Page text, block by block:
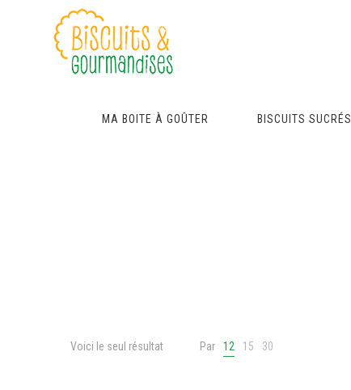
MA BOITE À GOÛTER BISCUITS SUCRÉS
Voici le seul résultat Par 12 15 30